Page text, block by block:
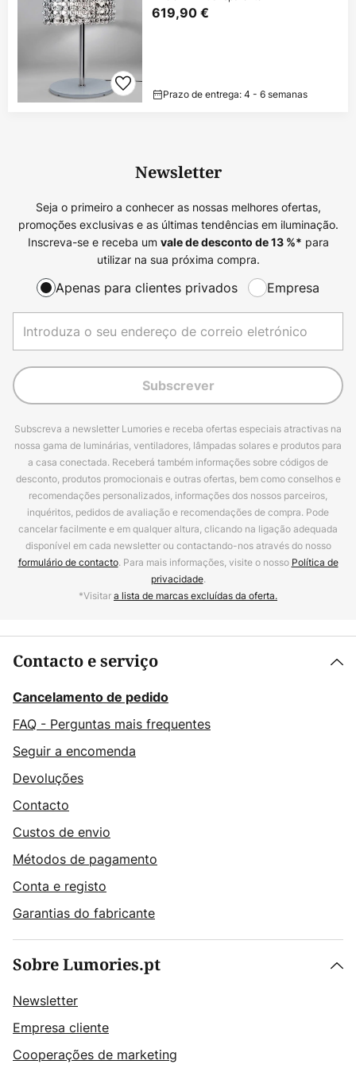
619,90 €
Prazo de entrega: 4 - 6 semanas
Newsletter
Seja o primeiro a conhecer as nossas melhores ofertas,
promoções exclusivas e as últimas tendências em iluminação.
Inscreva-se e receba um vale de desconto de13%* para
utilizar na sua próxima compra.
Apenas para clientes privados Empresa
Subscrever
Subscreva a newsletter Lumories e receba ofertas especiais atractivas na
nossa gama de luminárias, ventiladores, lâmpadas solares e produtos para
a casa conectada. Receberá também informações sobre códigos de
desconto, produtos promocionais e outras ofertas, bem como conselhos e
recomendações personalizados, informações dos nossos parceiros,
inquéritos, pedidos de avaliação e recomendações de compra. Pode
cancelar facilmente e em qualquer altura, clicando na ligação adequada
disponível em cada newsletter ou contactando-nos através do nosso
formulário de contacto. Para mais informações, visite o nosso Política de
privacidade.
*Visitara lista de marcas excluídas da oferta.
Contacto e serviço
Cancelamento de pedido
FAQ - Perguntas mais frequentes
Seguir a encomenda
Devoluções
Contacto
Custos de envio
Métodos de pagamento
Conta e registo
Garantias do fabricante
Sobre Lumories.pt
Newsletter
Empresa cliente
Cooperações de marketing